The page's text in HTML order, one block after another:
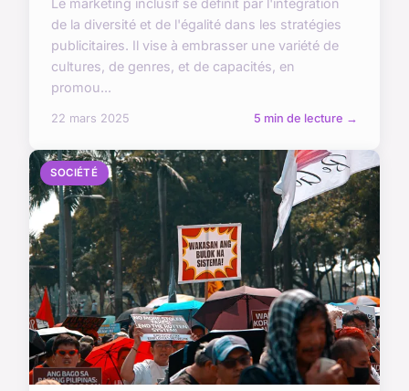
Le marketing inclusif se définit par l'intégration
de la diversité et de l'égalité dans les stratégies
publicitaires. Il vise à embrasser une variété de
cultures, de genres, et de capacités, en
promou...
22 mars 2025 5 min de lecture →
SOCIÉTÉ